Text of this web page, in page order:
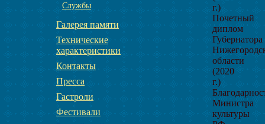
Службы
Галерея памяти
Технические
характеристики
Контакты
Пресса
Гастроли
Фестивали
г.)
Почетный
диплом
Губернатора
области
(2020
г.)
Министра
культуры